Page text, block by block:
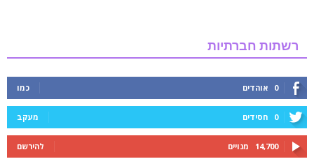
רשתות חברתיות
0 אוהדים כמו
0 חסידים מעקב
14,700 מנויים להירשם